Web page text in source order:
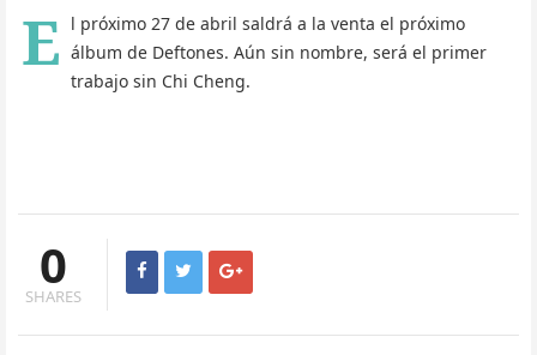
E l próximo 27 de abril saldrá a la venta el próximo
álbum de Deftones. Aún sin nombre, será el primer
trabajo sin Chi Cheng.
0
SHARES